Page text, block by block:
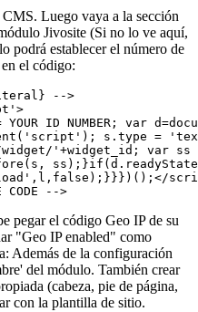
Luego vaya a la sección
Jivosite (Si no lo ve aquí,
podrá establecer el número de
el código:
-->
ID NUMBER; var
s.type =
'+widget_id; var ss =
pegar el código Geo IP de su
"Geo IP enabled" como
Además de la configuración
del módulo. También crear
(cabeza, pie de página,
con la plantilla de sitio.